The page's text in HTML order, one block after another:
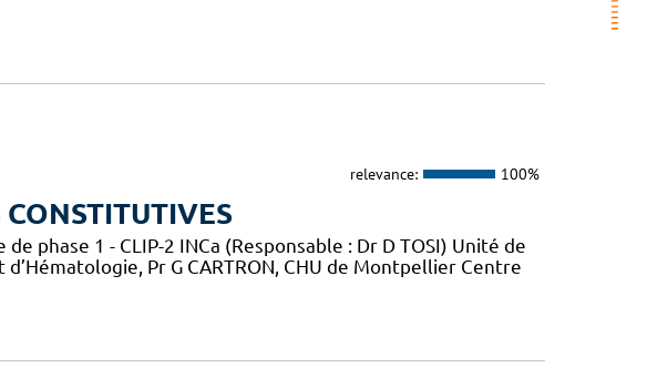
relevance: 100%
de phase 1 - CLIP-2 INCa (Responsable : Dr D TOSI) Unité de
Pr G CARTRON, CHU de Montpellier Centre